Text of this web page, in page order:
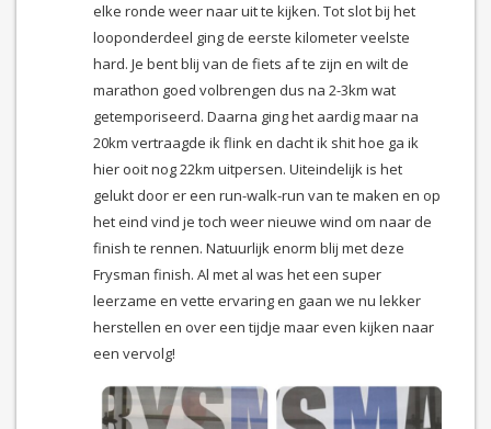
elke ronde weer naar uit te kijken. Tot slot bij het
looponderdeel ging de eerste kilometer veelste
hard. Je bent blij van de fiets af te zijn en wilt de
marathon goed volbrengen dus na 2-3km wat
getemporiseerd. Daarna ging het aardig maar na
20km vertraagde ik flink en dacht ik shit hoe ga ik
hier ooit nog 22km uitpersen. Uiteindelijk is het
gelukt door er een run-walk-run van te maken en op
het eind vind je toch weer nieuwe wind om naar de
finish te rennen. Natuurlijk enorm blij met deze
Frysman finish. Al met al was het een super
leerzame en vette ervaring en gaan we nu lekker
herstellen en over een tijdje maar even kijken naar
een vervolg!